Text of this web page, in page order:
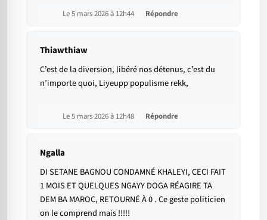
Le 5 mars 2026 à 12h44 Répondre
Thiawthiaw
C’est de la diversion, libéré nos détenus, c’est du
n’importe quoi, Liyeupp populisme rekk,
Le 5 mars 2026 à 12h48 Répondre
Ngalla
DI SETANE BAGNOU CONDAMNÉ KHALEYI, CECI FAIT
1 MOIS ET QUELQUES NGAYY DOGA RÉAGIRE TA
DEM BA MAROC, RETOURNÉ À 0 . Ce geste politicien
on le comprend mais !!!!!